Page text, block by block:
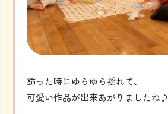
飾った時にゆらゆら揺れて、
可愛い作品が出来あがりましたね♪